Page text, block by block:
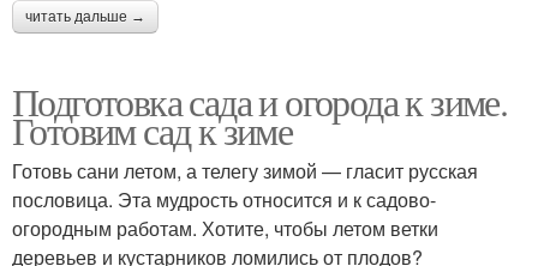
читать дальше →
Подготовка сада и огорода к зиме.
Готовим сад к зиме
Готовь сани летом, а телегу зимой — гласит русская
пословица. Эта мудрость относится и к садово-
огородным работам. Хотите, чтобы летом ветки
деревьев и кустарников ломились от плодов?